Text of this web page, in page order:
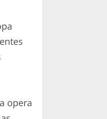
opera